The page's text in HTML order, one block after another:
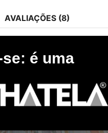
AVALIAÇÕES (8)
é uma